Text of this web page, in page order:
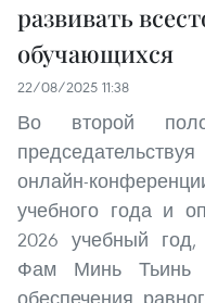
развивать
обучающихся
22/08/2025 11:38
Во второй
онлайн-
учебного года и
2026 учебный год,
Фам Минь Тьинь